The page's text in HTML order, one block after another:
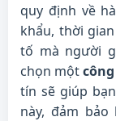
quy định về
khẩu, thời
tố mà người
chọn một
tín sẽ giúp
này, đảm